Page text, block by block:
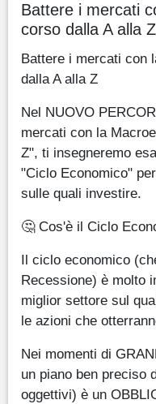
Battere i mercati
corso dalla A alla Z
Battere i mercati con
dalla A alla Z
Nel NUOVO
mercati con la
Z", ti insegneremo
"Ciclo Economico"
sulle quali investire.
🤔 Cos'è il Ciclo
Il ciclo economico
Recessione) è molto
miglior settore sul
le azioni che
Nei momenti di
un piano ben preciso
oggettivi) è un